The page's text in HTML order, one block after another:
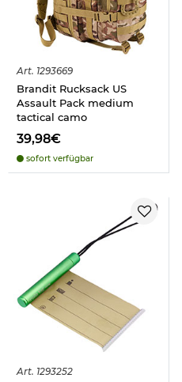
Art. 1293669
Brandit Rucksack US
Assault Pack medium
tactical camo
39,98€
sofort verfügbar
Art. 1293252